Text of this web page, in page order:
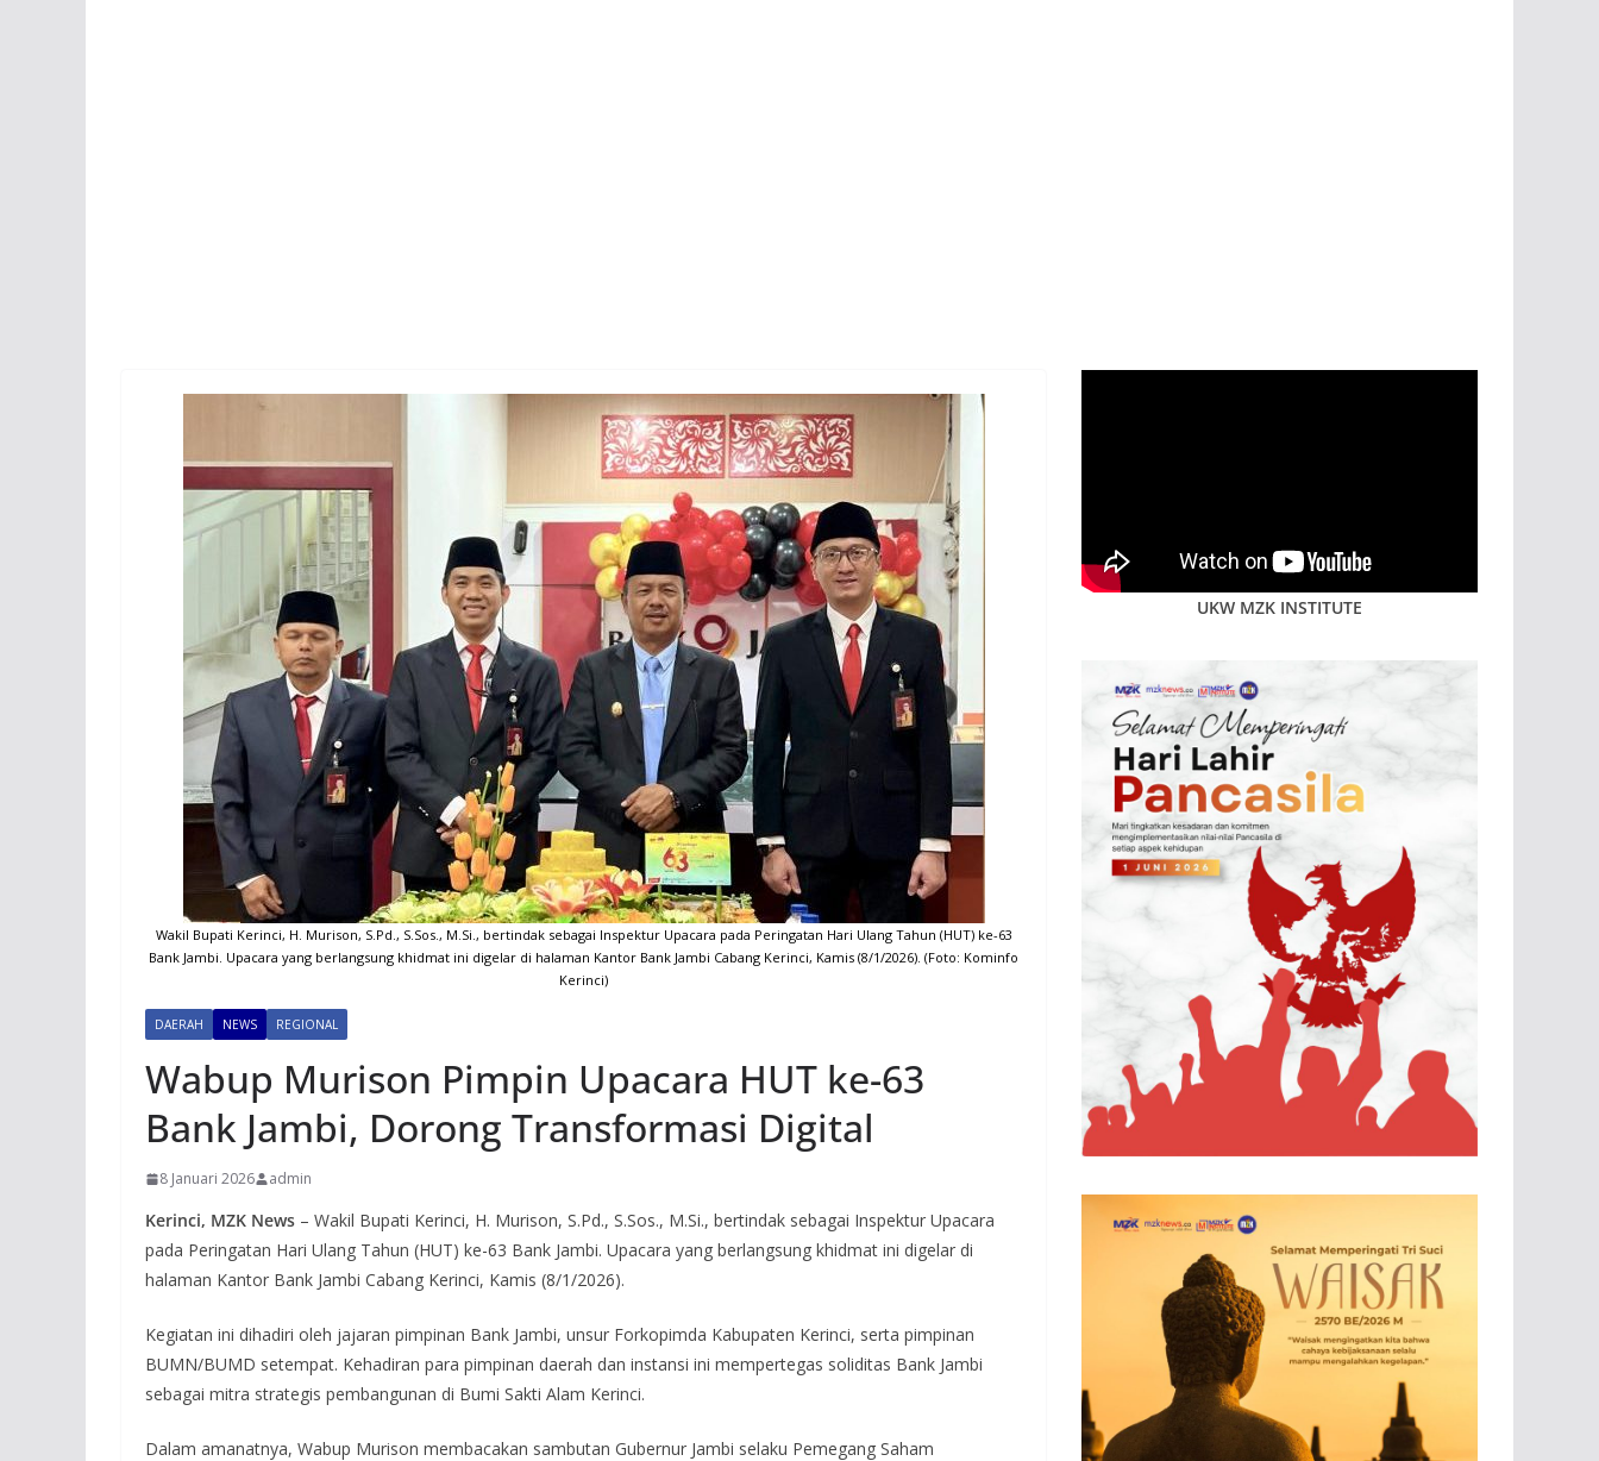
Wakil Bupati Kerinci, H. Murison, S.Pd., S.Sos., M.Si., bertindak sebagai Inspektur Upacara pada Peringatan Hari Ulang Tahun (HUT) ke-63
Bank Jambi. Upacara yang berlangsung khidmat ini digelar di halaman Kantor Bank Jambi Cabang Kerinci, Kamis (8/1/2026). (Foto: Kominfo
Kerinci)
DAERAH NEWS REGIONAL
Wabup Murison Pimpin Upacara HUT ke-63
Bank Jambi, Dorong Transformasi Digital
8 Januari 2026 admin
Kerinci, MZK News – Wakil Bupati Kerinci, H. Murison, S.Pd., S.Sos., M.Si., bertindak sebagai Inspektur Upacara
pada Peringatan Hari Ulang Tahun (HUT) ke-63 Bank Jambi. Upacara yang berlangsung khidmat ini digelar di
halaman Kantor Bank Jambi Cabang Kerinci, Kamis (8/1/2026).
Kegiatan ini dihadiri oleh jajaran pimpinan Bank Jambi, unsur Forkopimda Kabupaten Kerinci, serta pimpinan
BUMN/BUMD setempat. Kehadiran para pimpinan daerah dan instansi ini mempertegas soliditas Bank Jambi
sebagai mitra strategis pembangunan di Bumi Sakti Alam Kerinci.
Dalam amanatnya, Wabup Murison membacakan sambutan Gubernur Jambi selaku Pemegang Saham
UKW MZK INSTITUTE